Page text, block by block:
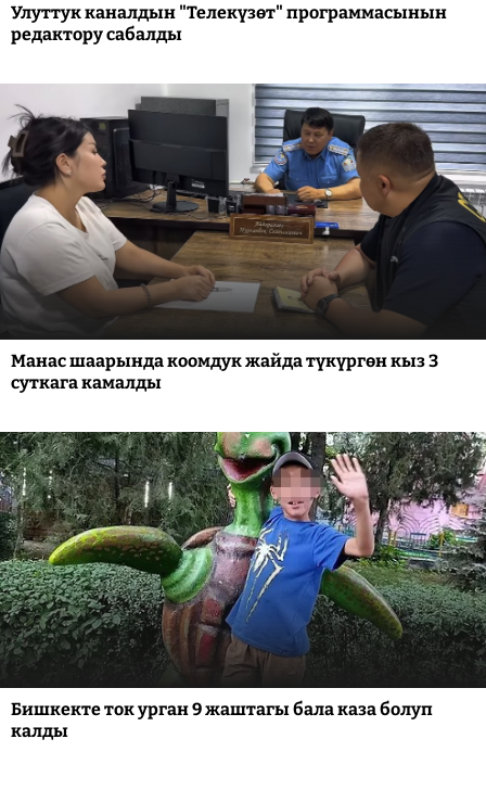
Улуттук каналдын "Телекүзөт" программасынын
редактору сабалды
Манас шаарында коомдук жайда түкүргөн кыз 3
суткага камалды
Бишкекте ток урган 9 жаштагы бала каза болуп
калды